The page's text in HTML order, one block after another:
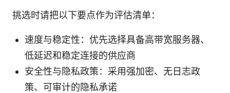
挑选时请把以下要点作为评估清单：
速度与稳定性：优先选择具备高带宽服务器、
低延迟和稳定连接的供应商
安全性与隐私政策：采用强加密、无日志政
策、可审计的隐私承诺